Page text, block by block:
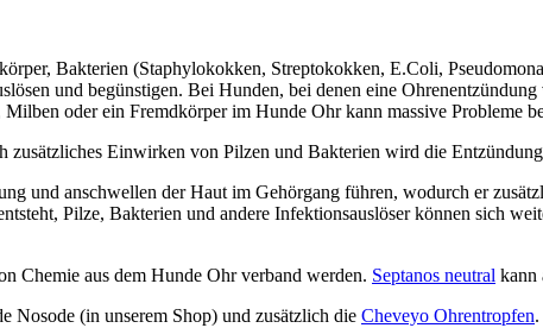
Bakterien (Staphylokokken, Streptokokken, E.Coli,
und begünstigen. Bei Hunden, bei denen eine
oder ein Fremdkörper im Hunde Ohr kann massive Probleme
Einwirken von Pilzen und Bakterien wird die
und anschwellen der Haut im Gehörgang führen, wodurch er
Pilze, Bakterien und andere Infektionsauslöser können sich
Chemie aus dem Hunde Ohr verband werden. Septanos neutral kann
Nosode (in unserem Shop) und zusätzlich die Cheveyo Ohrentropfen.